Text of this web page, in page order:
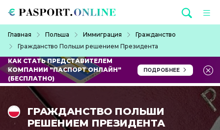
Главная Польша Иммиграция
Гражданство
Гражданство Польши решением Президента
КАК СТАТЬ ПРЕДСТАВИТЕЛЕМ
КОМПАНИИ "ПАСПОРТ ОНЛАЙН"
(БЕСПЛАТНО)
ПОДРОБНЕЕ
ГРАЖДАНСТВО ПОЛЬШИ
РЕШЕНИЕМ ПРЕЗИДЕНТА